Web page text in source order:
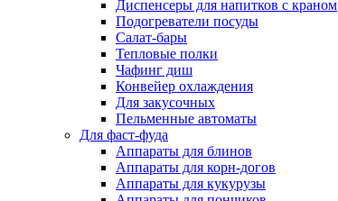
Диспенсеры для напитков с краном
Подогреватели посуды
Салат-бары
Тепловые полки
Чафинг диш
Конвейер охлаждения
Для закусочных
Пельменные автоматы
Для фаст-фуда
Аппараты для блинов
Аппараты для корн-догов
Аппараты для кукурузы